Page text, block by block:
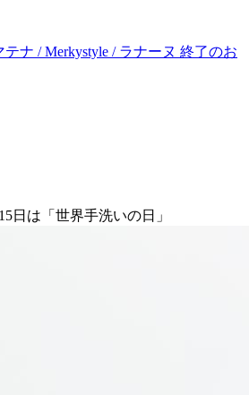
テナ / Merkystyle / ラナーヌ 終了のお
日は「世界手洗いの日」